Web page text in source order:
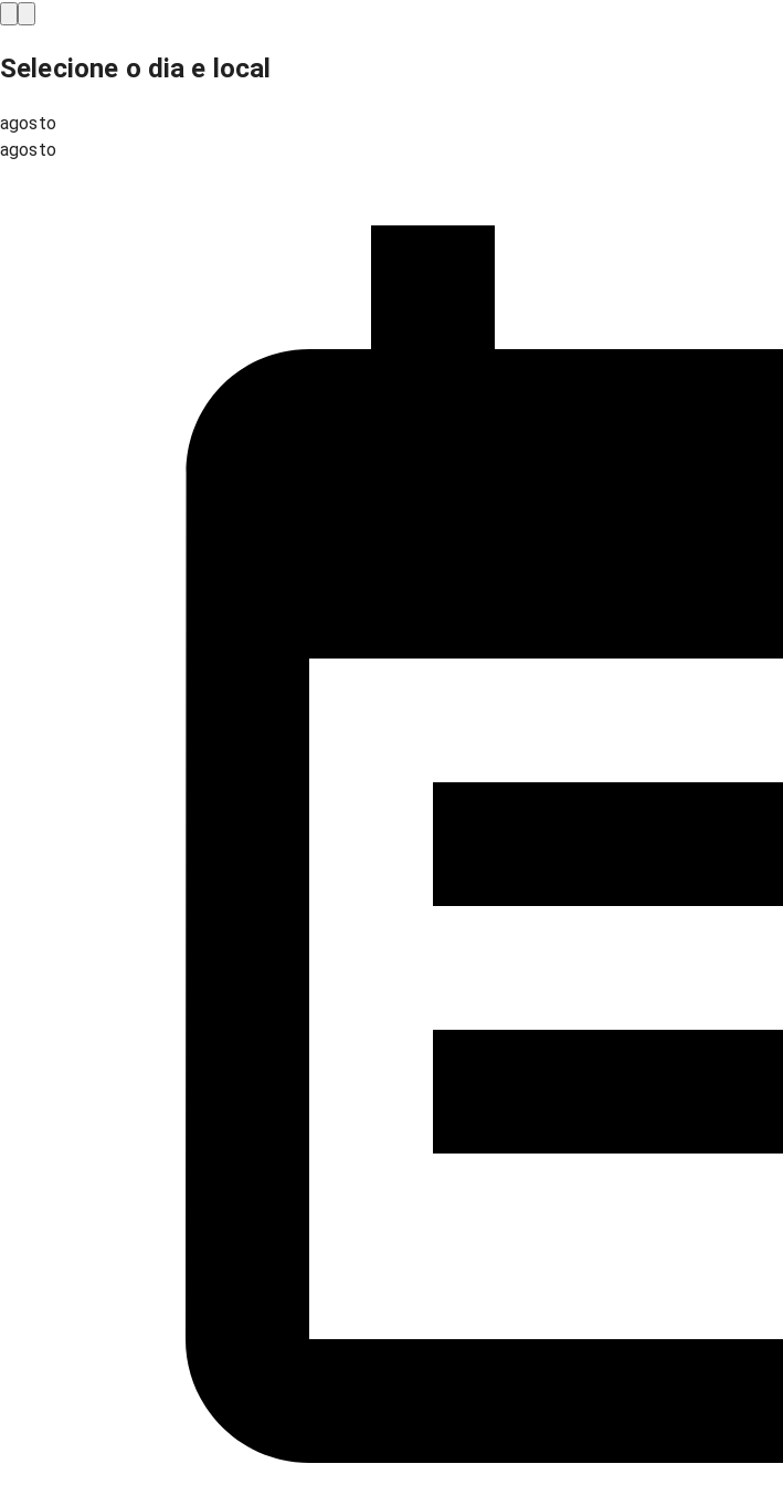
Selecione o dia e local
agosto
agosto